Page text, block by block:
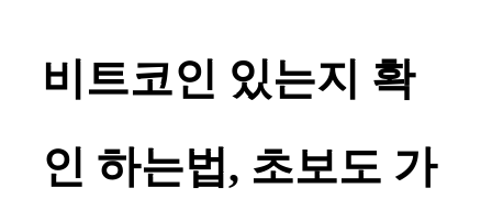
비트코인 있는지 확
인 하는법, 초보도 가